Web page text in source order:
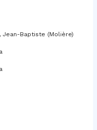
Jean-Baptiste (Molière)